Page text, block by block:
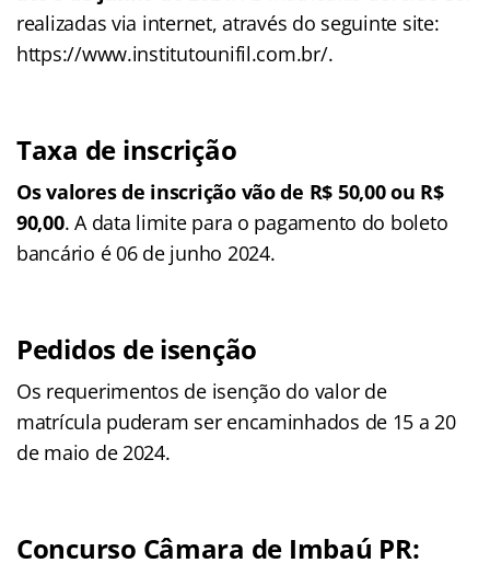
realizadas via internet, através do seguinte site:
https://www.institutounifil.com.br/.
Taxa de inscrição
Os valores de inscrição vão de R$ 50,00 ou R$
90,00. A data limite para o pagamento do boleto
bancário é 06 de junho 2024.
Pedidos de isenção
Os requerimentos de isenção do valor de
matrícula puderam ser encaminhados de 15 a 20
de maio de 2024.
Concurso Câmara de Imbaú PR: